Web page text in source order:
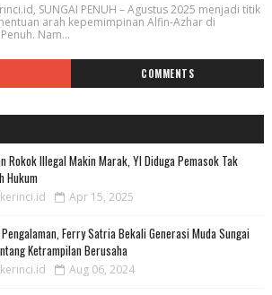
SUNGAI PENUH – Agustus 2025 menjadi titik
arah kepemimpinan Alfin-Azhar di
Nam...
COMMENTS
Rokok Illegal Makin Marak, YI Diduga Pemasok Tak
Hukum
Apr 15, 2025
Ferry Satria Bekali Generasi Muda Sungai
Ketrampilan Berusaha
Aug 06, 2024